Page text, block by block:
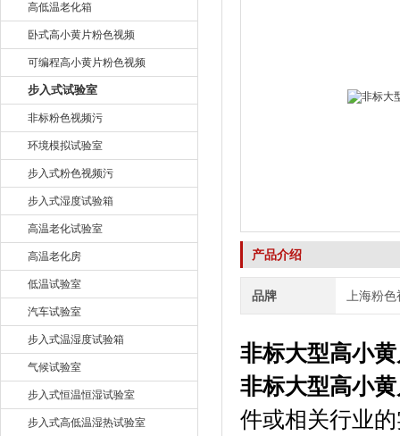
高低温老化箱
卧式高小黄片粉色视频
可编程高小黄片粉色视频
步入式试验室
非标粉色视频污
环境模拟试验室
步入式粉色视频污
步入式湿度试验箱
高温老化试验室
高温老化房
低温试验室
汽车试验室
步入式温湿度试验箱
气候试验室
步入式恒温恒湿试验室
步入式高低温湿热试验室
产品介绍
品牌 上海粉
非标大型高小
非标大型高小
件或相关行业的